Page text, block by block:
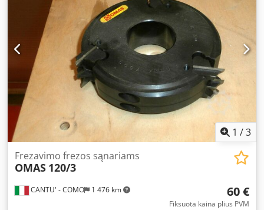
1 /3
CANTU' - COMO 1 476 km
Frezavimo frezos sąnariams
OMAS 120/3
60 €
Fiksuota kaina plius PVM